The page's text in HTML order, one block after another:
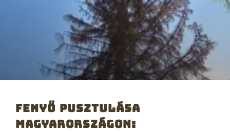
Fenyő pusztulása
Magyarországon: